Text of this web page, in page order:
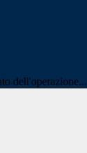
dell'operazione...